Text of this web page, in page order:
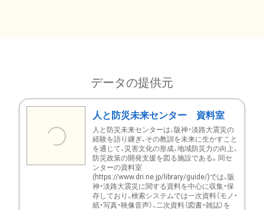
データの提供元
人と防災未来センター 資料室
人と防災未来センターは、阪神・淡路大震災の
経験を語り継ぎ、その教訓を未来に生かすこと
を通じて、災害文化の形成、地域防災力の向上、
防災政策の開発支援を図る施設である。同セ
ンターの資料室
(https://www.dri.ne.jp/library/guide/)では、阪
神・淡路大震災に関する資料を中心に収集・保
存しており、検索システムでは一次資料（モノ・
紙・写真・映像音声）、二次資料（図書・雑誌）を